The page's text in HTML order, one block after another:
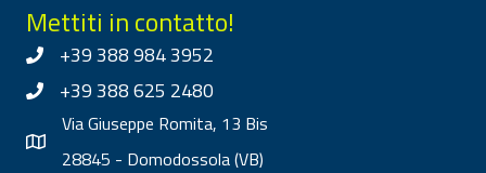
Mettiti in contatto!
+39 388 984 3952
+39 388 625 2480
Via Giuseppe Romita, 13 Bis
28845 - Domodossola (VB)